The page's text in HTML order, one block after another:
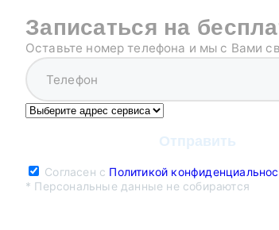
Записаться на
Оставьте номер телефона и мы с Вами
Согласен с Политикой
* Персональные данные не собираются